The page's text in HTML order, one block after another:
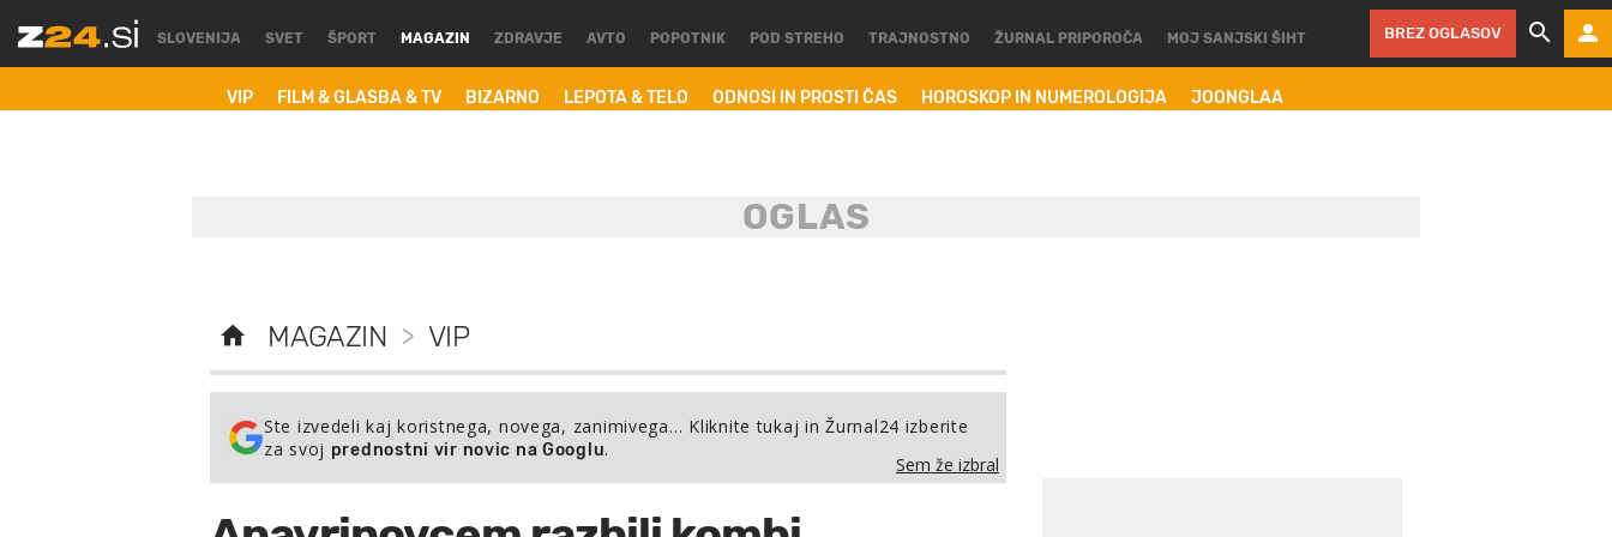
SLOVENIJA SVET ŠPORT MAGAZIN
VIP FILM & GLASBA & TV BIZARNO LEPOTA & TELO ODNOSI IN PROSTI ČAS HOROSKOP IN NUMEROLOGIJA JOONGLAA
ZDRAVJE AVTO POPOTNIK POD STREHO TRAJNOSTNO ŽURNAL PRIPOROČA MOJ SANJSKI ŠIHT BREZ OGLASOV
MAGAZIN > VIP
Ste izvedeli kaj koristnega, novega, zanimivega… Kliknite tukaj in Žurnal24 izberite
za svoj prednostni vir novic na Googlu.
Sem že izbral